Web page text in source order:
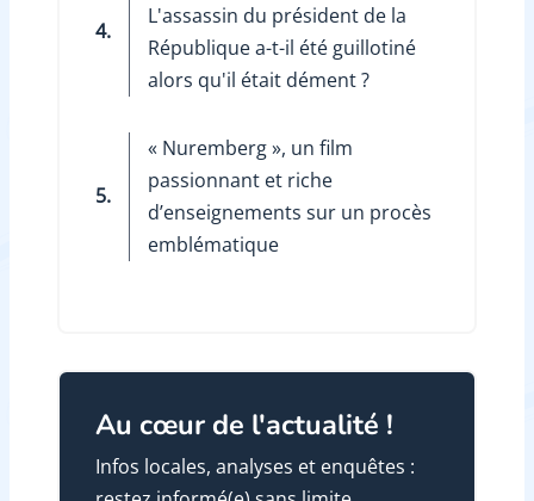
4.
L'assassin du président de la
République a-t-il été guillotiné
alors qu'il était dément ?
5.
« Nuremberg », un film
passionnant et riche
d’enseignements sur un procès
emblématique
Au cœur de l'actualité !
Infos locales, analyses et enquêtes :